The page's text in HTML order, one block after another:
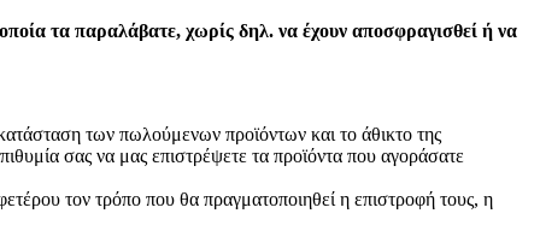
τα παραλάβατε, χωρίς δηλ. να έχουν αποσφραγισθεί ή να
των πωλούμενων προϊόντων και το άθικτο της
σας να μας επιστρέψετε τα προϊόντα που αγοράσατε
τον τρόπο που θα πραγματοποιηθεί η επιστροφή τους, η